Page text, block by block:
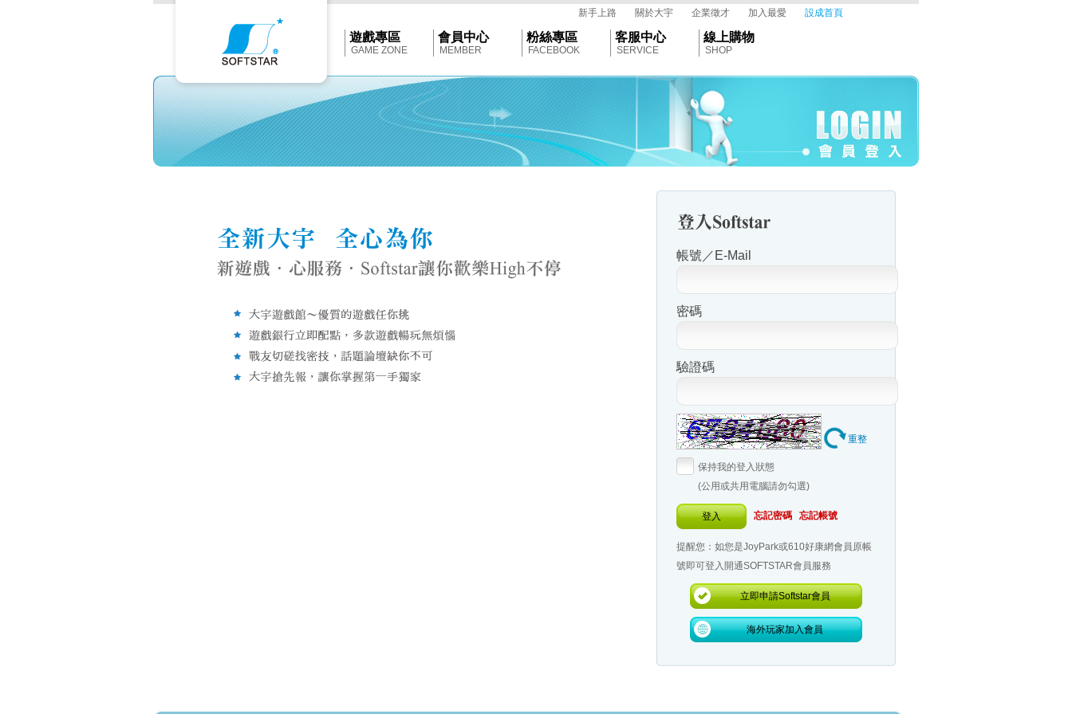
Softstar
新手上路 關於大宇 企業徵才 加入最愛 設成首頁
遊戲專區
GAME ZONE
會員中心
MEMBER
粉絲專區
FACEBOOK
客服中心
SERVICE
線上購物
SHOP
帳號／E-Mail
密碼
驗證碼
重整
保持我的登入狀態
(公用或共用電腦請勿勾選)
登入 忘記密碼 忘記帳號
提醒您：如您是JoyPark或610好康網會員原帳
號即可登入開通SOFTSTAR會員服務
立即申請Softstar會員
海外玩家加入會員